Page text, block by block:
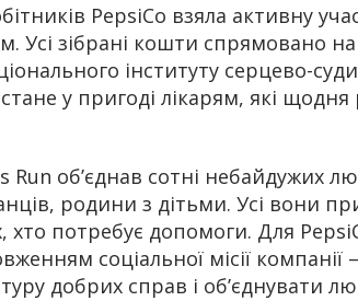
PepsiCo взяла активну
Усі зібрані кошти спрямовано
інституту серцево-
у пригоді лікарям, які
Run об’єднав сотні небайдужих
родини з дітьми. Усі вони
хто потребує допомоги. Для
соціальної місії
добрих справ і об’єднувати